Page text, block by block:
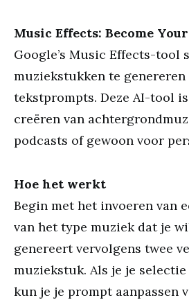
Music Effects: Become
Google’s Music Effects-tool
muziekstukken te genereren
tekstprompts. Deze AI-tool
creëren van
podcasts of gewoon voor
Hoe het werkt
Begin met het invoeren van
van het type muziek dat je
genereert vervolgens twee
muziekstuk. Als je je
kun je je prompt aanpassen